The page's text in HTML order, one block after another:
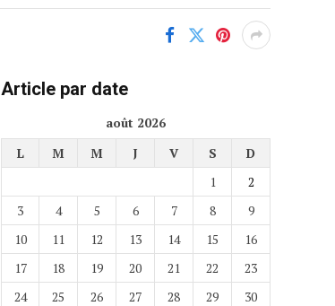
Article par date
août 2026
L
M M J V S
D
1
2
3
4 5 6 7 8
9
10
11 12 13 14 15
16
17
18 19 20 21 22
23
24
25 26 27 28 29
30